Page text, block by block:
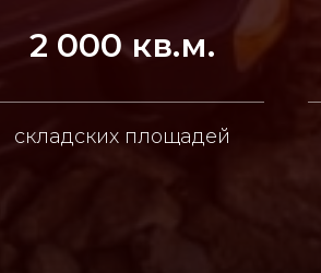
2 000 кв.м.
складских площадей